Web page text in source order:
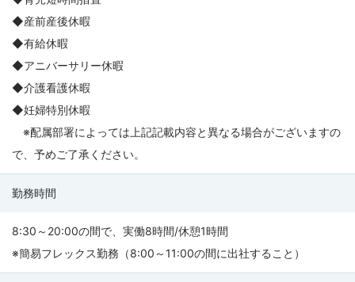
◆産前産後休暇
◆有給休暇
◆アニバーサリー休暇
◆介護看護休暇
◆妊婦特別休暇
※配属部署によっては上記記載内容と異なる場合がございますの
で、予めご了承ください。
勤務時間
8:30～20:00の間で、実働8時間/休憩1時間
※簡易フレックス勤務（8:00～11:00の間に出社すること）